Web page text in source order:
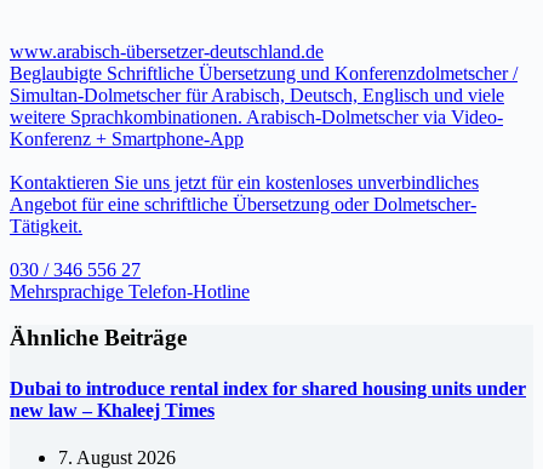
www.arabisch-übersetzer-deutschland.de
Beglaubigte Schriftliche Übersetzung und Konferenzdolmetscher /
Simultan-Dolmetscher für Arabisch, Deutsch, Englisch und viele
weitere Sprachkombinationen. Arabisch-Dolmetscher via Video-
Konferenz + Smartphone-App
Kontaktieren Sie uns jetzt für ein kostenloses unverbindliches
Angebot für eine schriftliche Übersetzung oder Dolmetscher-
Tätigkeit.
030 / 346 556 27
Mehrsprachige Telefon-Hotline
Ähnliche Beiträge
Dubai to introduce rental index for shared housing units under
new law – Khaleej Times
7. August 2026